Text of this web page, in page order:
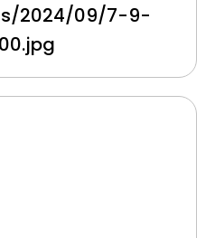
2024/09/7-9-